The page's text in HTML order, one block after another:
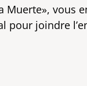
Muerte», vous
pour joindre